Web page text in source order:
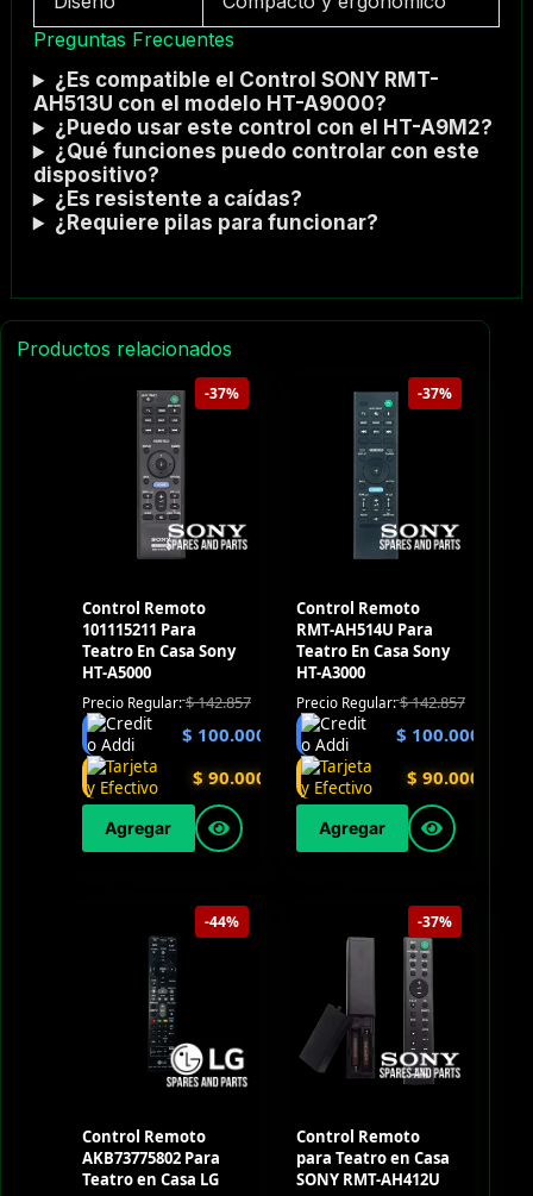
Preguntas Frecuentes
¿Es compatible el Control SONY RMT-
AH513U con el modelo HT-A9000?
¿Puedo usar este control con el HT-A9M2?
¿Qué funciones puedo controlar con este
dispositivo?
¿Es resistente a caídas?
¿Requiere pilas para funcionar?
Productos relacionados
-37%
Control Remoto
101115211 Para
Teatro En Casa Sony
HT-A5000
Precio Regular:$142.857
$ 100.000
$ 90.000
Agregar
-37%
Control Remoto
RMT-AH514U Para
Teatro En Casa Sony
HT-A3000
Precio Regular:$142.857
$ 100.000
$ 90.000
Agregar
-44%
Control Remoto
AKB73775802 Para
Teatro en Casa LG
-37%
Control Remoto
para Teatro en Casa
SONY RMT-AH412U